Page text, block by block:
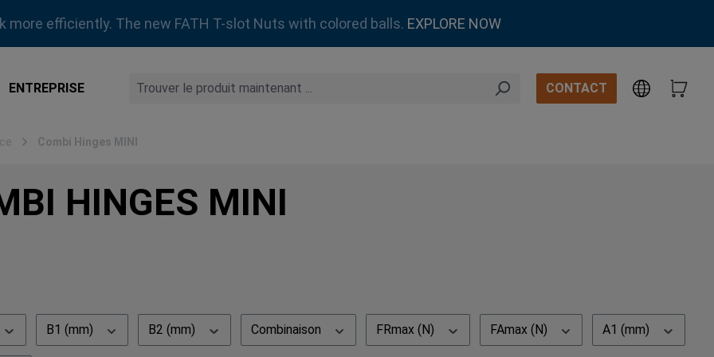
efficiently. The new FATH T-slot Nuts with colored balls. EXPLORE NOW
ENTREPRISE CONTACT
Combi Hinges MINI
HINGES MINI
B1 (mm) B2 (mm) Combinaison FRmax (N) FAmax (N) A1 (mm)